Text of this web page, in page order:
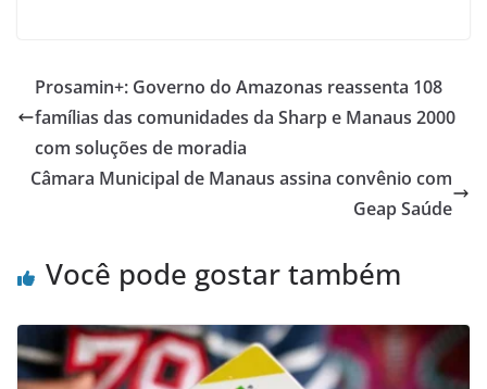
Prosamin+: Governo do Amazonas reassenta 108
famílias das comunidades da Sharp e Manaus 2000
com soluções de moradia
Câmara Municipal de Manaus assina convênio com
Geap Saúde
Você pode gostar também